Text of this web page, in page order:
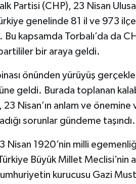
Partisi (CHP), 23 Nisan
genelinde 81 il ve 973
kapsamda Torbalı’da da
bir araya geldi.
önünden yürüyüş
geldi. Burada toplanan
23 Nisan’ın anlam ve
sorunlar gündeme taşındı.
Nisan 1920’nin milli
Büyük Millet Meclisi’nin
kurucusu Gazi